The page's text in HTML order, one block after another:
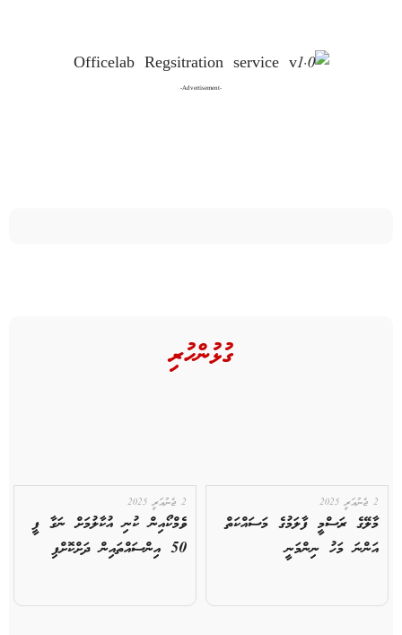
-Advertisement-
ގުޅުންހުރި
2 ޖެނުއަރީ 2025
މާލޭގެ ރަސްމީ ފާލަމުގެ މަސައްކަތް
އަންނަ މަހު ނިންމަނީ
2 ޖެނުއަރީ 2025
ވެމްކޯއިން ކުނި އުކާލުމަށް ނަގާ ފީ
50 އިންސައްތައިން ދަށްކޮށްފި